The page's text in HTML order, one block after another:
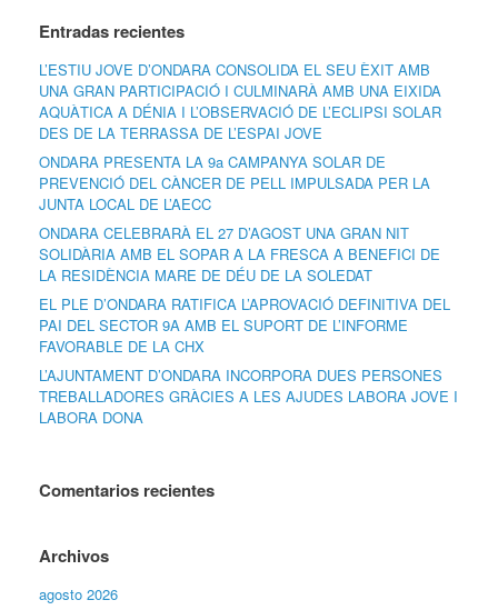
Entradas recientes
L’ESTIU JOVE D’ONDARA CONSOLIDA EL SEU ÈXIT AMB
UNA GRAN PARTICIPACIÓ I CULMINARÀ AMB UNA EIXIDA
AQUÀTICA A DÉNIA I L’OBSERVACIÓ DE L’ECLIPSI SOLAR
DES DE LA TERRASSA DE L’ESPAI JOVE
ONDARA PRESENTA LA 9a CAMPANYA SOLAR DE
PREVENCIÓ DEL CÀNCER DE PELL IMPULSADA PER LA
JUNTA LOCAL DE L’AECC
ONDARA CELEBRARÀ EL 27 D’AGOST UNA GRAN NIT
SOLIDÀRIA AMB EL SOPAR A LA FRESCA A BENEFICI DE
LA RESIDÈNCIA MARE DE DÉU DE LA SOLEDAT
EL PLE D’ONDARA RATIFICA L’APROVACIÓ DEFINITIVA DEL
PAI DEL SECTOR 9A AMB EL SUPORT DE L’INFORME
FAVORABLE DE LA CHX
L’AJUNTAMENT D’ONDARA INCORPORA DUES PERSONES
TREBALLADORES GRÀCIES A LES AJUDES LABORA JOVE I
LABORA DONA
Comentarios recientes
Archivos
agosto 2026